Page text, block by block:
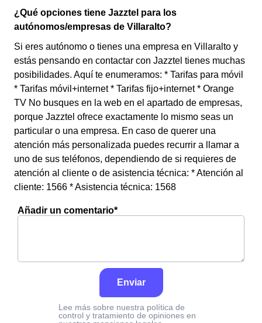
¿Qué opciones tiene Jazztel para los
autónomos/empresas de Villaralto?
Si eres autónomo o tienes una empresa en Villaralto y
estás pensando en contactar con Jazztel tienes muchas
posibilidades. Aquí te enumeramos: * Tarifas para móvil
* Tarifas móvil+internet * Tarifas fijo+internet * Orange
TV No busques en la web en el apartado de empresas,
porque Jazztel ofrece exactamente lo mismo seas un
particular o una empresa. En caso de querer una
atención más personalizada puedes recurrir a llamar a
uno de sus teléfonos, dependiendo de si requieres de
atención al cliente o de asistencia técnica: * Atención al
cliente: 1566 * Asistencia técnica: 1568
Añadir un comentario*
Enviar
Lee más sobre nuestra política de
control y tratamiento de opiniones en